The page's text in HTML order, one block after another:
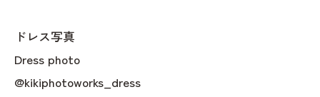
ドレス写真
Dress photo
@kikiphotoworks_dress